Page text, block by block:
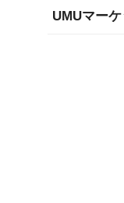
UMUマー